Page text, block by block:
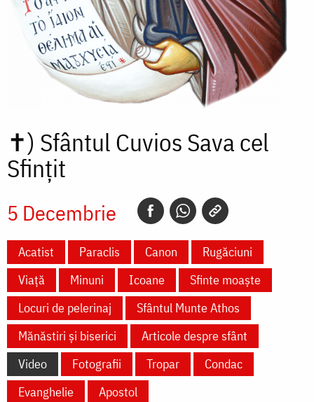
✝) Sfântul Cuvios Sava cel
Sfințit
5 Decembrie
Acatist Paraclis Canon
Rugăciuni
Viață
Minuni Icoane
Sfinte moaște
Locuri de pelerinaj
Sfântul Munte Athos
Mănăstiri și biserici
Articole despre sfânt
Video
Fotografii Tropar
Condac
Evanghelie
Apostol